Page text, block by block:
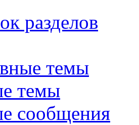
разделов
темы
темы
сообщения